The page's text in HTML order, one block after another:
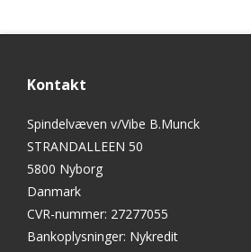
Kontakt
Spindelvæven v/Vibe B.Munck
STRANDALLEEN 50
5800 Nyborg
Danmark
CVR-nummer: 27277055
Bankoplysninger: Nykredit